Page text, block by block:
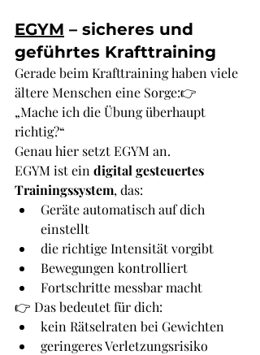
EGYM – sicheres und
geführtes Krafttraining
Gerade beim Krafttraining haben viele
ältere Menschen eine Sorge:👉
„Mache ich die Übung überhaupt
richtig?“
Genau hier setzt EGYM an.
EGYM ist ein digital gesteuertes
Trainingssystem, das:
Geräte automatisch auf dich
einstellt
die richtige Intensität vorgibt
Bewegungen kontrolliert
Fortschritte messbar macht
👉 Das bedeutet für dich:
kein Rätselraten bei Gewichten
geringeres Verletzungsrisiko